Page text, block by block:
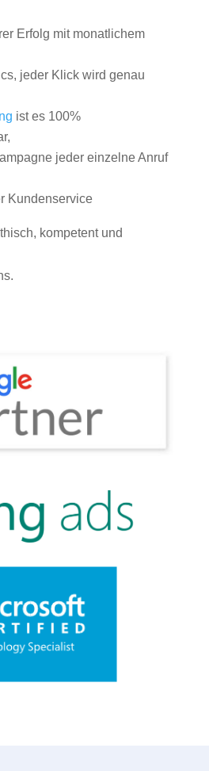
Erfolg mit monatlichem
jeder Klick wird genau
ist es 100%
jeder einzelne Anruf
Kundenservice
kompetent und